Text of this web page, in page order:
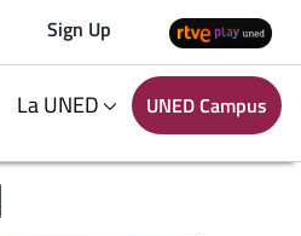
Sign Up
La UNED UNED Campus